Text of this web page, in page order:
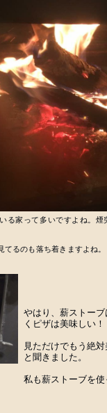
る家って多いですよね。煙
てるのも落ち着きますよね
やはり、薪ストー
くピザは美味しい！
見ただけでもう絶
と聞きました。
私も薪ストーブを